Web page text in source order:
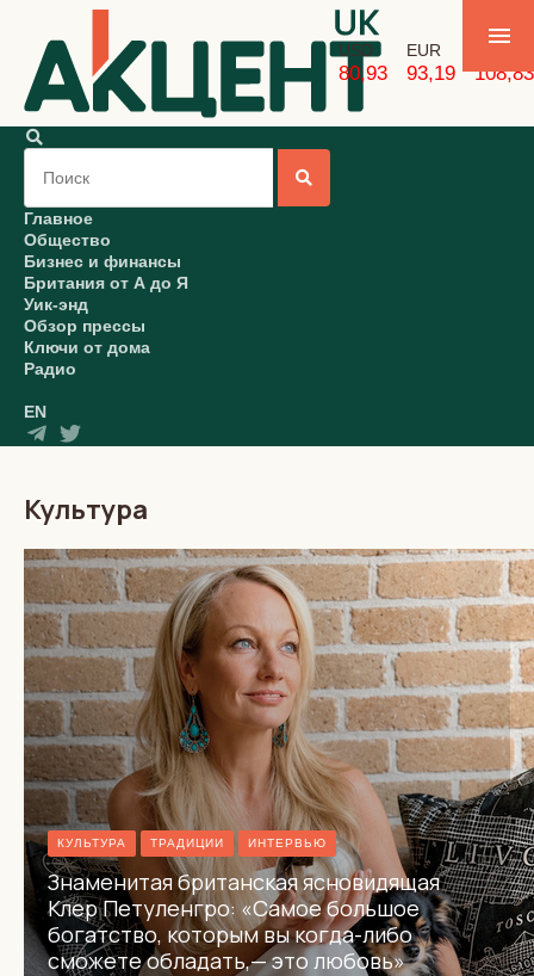
USD
80,93
EUR
93,19 108,83
Главное
Общество
Бизнес и финансы
Британия от А до Я
Уик-энд
Обзор прессы
Ключи от дома
Радио
EN
Культура
КУЛЬТУРА ТРАДИЦИИ ИНТЕРВЬЮ
Знаменитая британская ясновидящая
Клер Петуленгро: «Самое большое
богатство, которым вы когда-либо
сможете обладать,— это любовь»